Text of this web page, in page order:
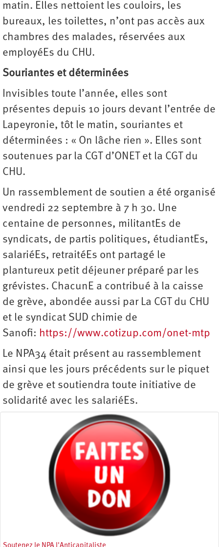
matin. Elles nettoient les couloirs, les
bureaux, les toilettes, n’ont pas accès aux
chambres des malades, réservées aux
employéEs du CHU.
Souriantes et déterminées
Invisibles toute l’année, elles sont
présentes depuis 10 jours devant l’entrée de
Lapeyronie, tôt le matin, souriantes et
déterminées : « On lâche rien ». Elles sont
soutenues par la CGT d’ONET et la CGT du
CHU.
Un rassemblement de soutien a été organisé
vendredi 22 septembre à 7 h 30. Une
centaine de personnes, militantEs de
syndicats, de partis politiques, étudiantEs,
salariéEs, retraitéEs ont partagé le
plantureux petit déjeuner préparé par les
grévistes. ChacunE a contribué à la caisse
de grève, abondée aussi par La CGT du CHU
et le syndicat SUD chimie de
Sanofi: https://www.cotizup.com/onet-mtp
Le NPA34 était présent au rassemblement
ainsi que les jours précédents sur le piquet
de grève et soutiendra toute initiative de
solidarité avec les salariéEs.